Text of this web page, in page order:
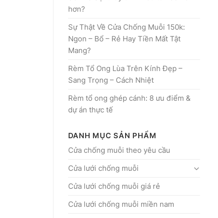
hơn?
Sự Thật Về Cửa Chống Muỗi 150k:
Ngon – Bổ – Rẻ Hay Tiền Mất Tật
Mang?
Rèm Tổ Ong Lùa Trên Kính Đẹp –
Sang Trọng – Cách Nhiệt
Rèm tổ ong ghép cánh: 8 ưu điểm &
dự án thực tế
DANH MỤC SẢN PHẨM
Cửa chống muỗi theo yêu cầu
Cửa lưới chống muỗi
Cửa lưới chống muỗi giá rẻ
Cửa lưới chống muỗi miền nam